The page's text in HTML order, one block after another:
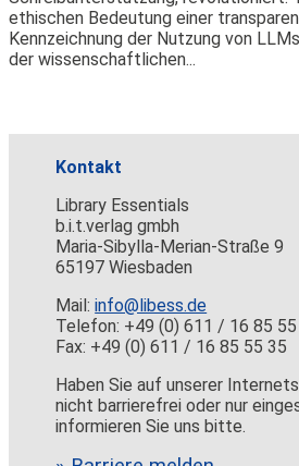
ethischen Bedeutung einer
Kennzeichnung der Nutzung von
der wissenschaftlichen...
Kontakt
Library Essentials
b.i.t.verlag gmbh
Maria-Sibylla-Merian-Straße 9
65197 Wiesbaden
Mail:info@libess.de
Telefon: +49 (0) 611 / 16 85
Fax: +49 (0) 611 / 16 85 55 35
Haben Sie auf unserer
nicht barrierefrei oder nur
informieren Sie uns bitte.